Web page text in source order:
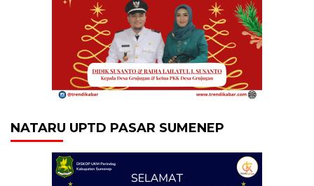
NATARU UPTD PASAR SUMENEP